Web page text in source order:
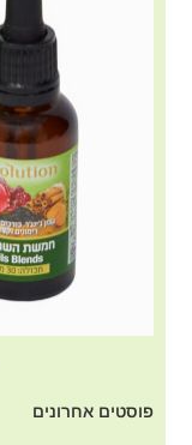
פוסטים אחרונים